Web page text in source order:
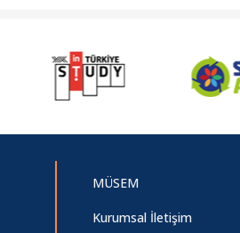
MÜSEM
Kurumsal İletişim